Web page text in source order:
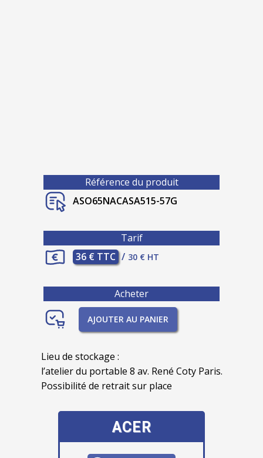
Référence du produit
ASO65NACASA515-57G
Tarif
36 € TTC / 30 € HT
Acheter
AJOUTER AU PANIER
Lieu de stockage :
l’atelier du portable 8 av. René Coty Paris.
Possibilité de retrait sur place
ACER